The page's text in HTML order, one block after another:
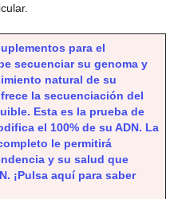
para el
secuenciar su genoma y
natural de su
la secuenciación del
Esta es la prueba de
el 100% de su ADN. La
le permitirá
y su salud que
¡Pulsa aquí para saber